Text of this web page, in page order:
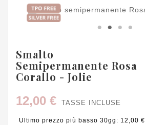
Smalto
Semipermanente Rosa
Corallo - Jolie
12,00 €
TASSE INCLUSE
Ultimo prezzo più basso 30gg: 12,00 €